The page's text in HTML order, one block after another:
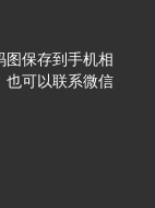
图保存到手机相
也可以联系微信